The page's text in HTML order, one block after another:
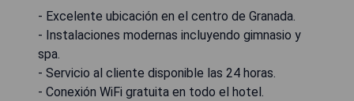
- Excelente ubicación en el centro de Granada.
- Instalaciones modernas incluyendo gimnasio y
spa.
- Servicio al cliente disponible las 24 horas.
- Conexión WiFi gratuita en todo el hotel.